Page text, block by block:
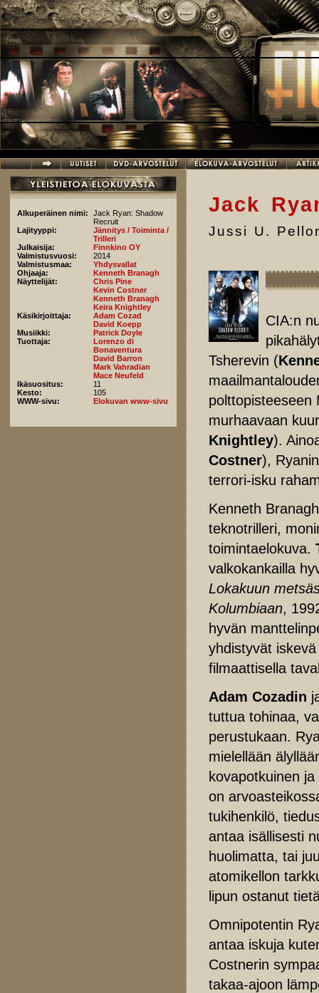
Hyppää pääsisältöön
Alkuperäinen nimi:
Jack Ryan: Shadow
Recruit
Lajityyppi:
Jännitys / Toiminta /
Trilleri
Julkaisija:
Finnkino OY
Valmistusvuosi:
2014
Valmistusmaa:
Yhdysvallat
Ohjaaja:
Kenneth Branagh
Näyttelijät:
Chris Pine
Kevin Costner
Kenneth Branagh
Keira Knightley
Käsikirjoittaja:
Adam Cozad
David Koepp
Musiikki:
Patrick Doyle
Tuottaja:
Lorenzo di
Bonaventura
David Barron
Mark Vahradian
Mace Neufeld
Ikäsuositus:
11
Kesto:
105
WWW-sivu:
Elokuvan www-sivu
Jack
Jussi U.
CIA:n
Tsherevin (
polttopisteeseen
murhaavaan
Knightley).
Costner),
terrori-isku
Kenneth
teknotrilleri,
toimintaelokuva.
valkokankailla
Lokakuun
Kolumbiaan,
hyvän
yhdistyvät
filmaattisella
Adam Cozadin
tuttua tohinaa,
perustukaan.
mielellään
kovapotkuinen
on
tukihenkilö,
antaa isällisesti
huolimatta, tai
atomikellon
lipun ostanut
Omnipotentin
antaa iskuja
Costnerin
takaa-ajoon